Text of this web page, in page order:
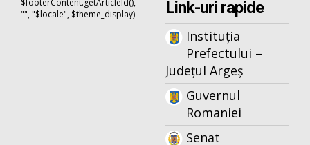
$footerContent.getArticleId(),
"", "$locale", $theme_display)
Link-uri rapide
Instituția
Prefectului –
Județul Argeș
Guvernul
Romaniei
Senat